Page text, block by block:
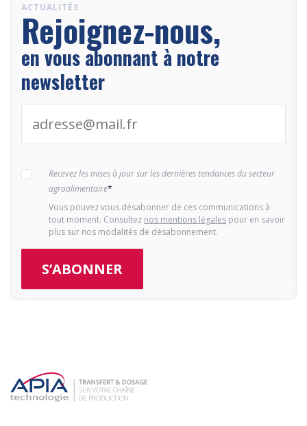
ACTUALITÉS
Rejoignez-nous,
en vous abonnant à notre
newsletter
Recevez les mises à jour sur les dernières tendances du secteur
agroalimentaire*
Vous pouvez vous désabonner de ces communications à
tout moment. Consultez nos mentions légales pour en savoir
plus sur nos modalités de désabonnement.